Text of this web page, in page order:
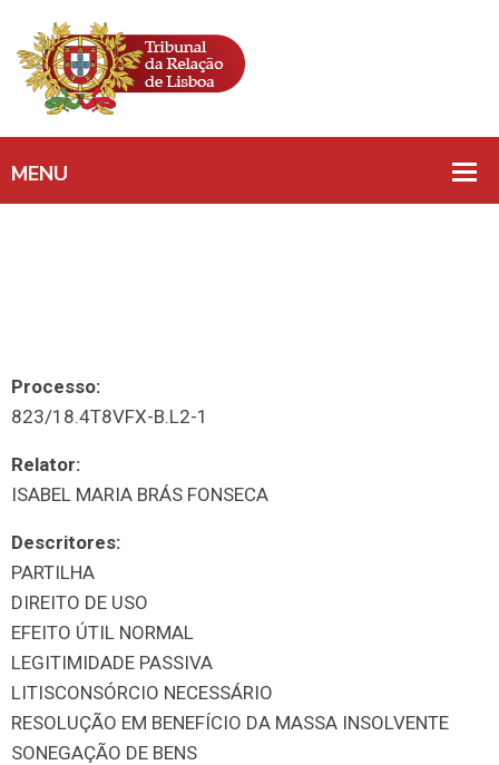
Processo:
823/18.4T8VFX-B.L2-1
Relator:
ISABEL MARIA BRÁS FONSECA
Descritores:
PARTILHA
DIREITO DE USO
EFEITO ÚTIL NORMAL
LEGITIMIDADE PASSIVA
LITISCONSÓRCIO NECESSÁRIO
RESOLUÇÃO EM BENEFÍCIO DA MASSA INSOLVENTE
SONEGAÇÃO DE BENS